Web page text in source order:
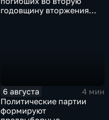
годовщину вторжения
6 августа
4 мин
Политические партии
формируют